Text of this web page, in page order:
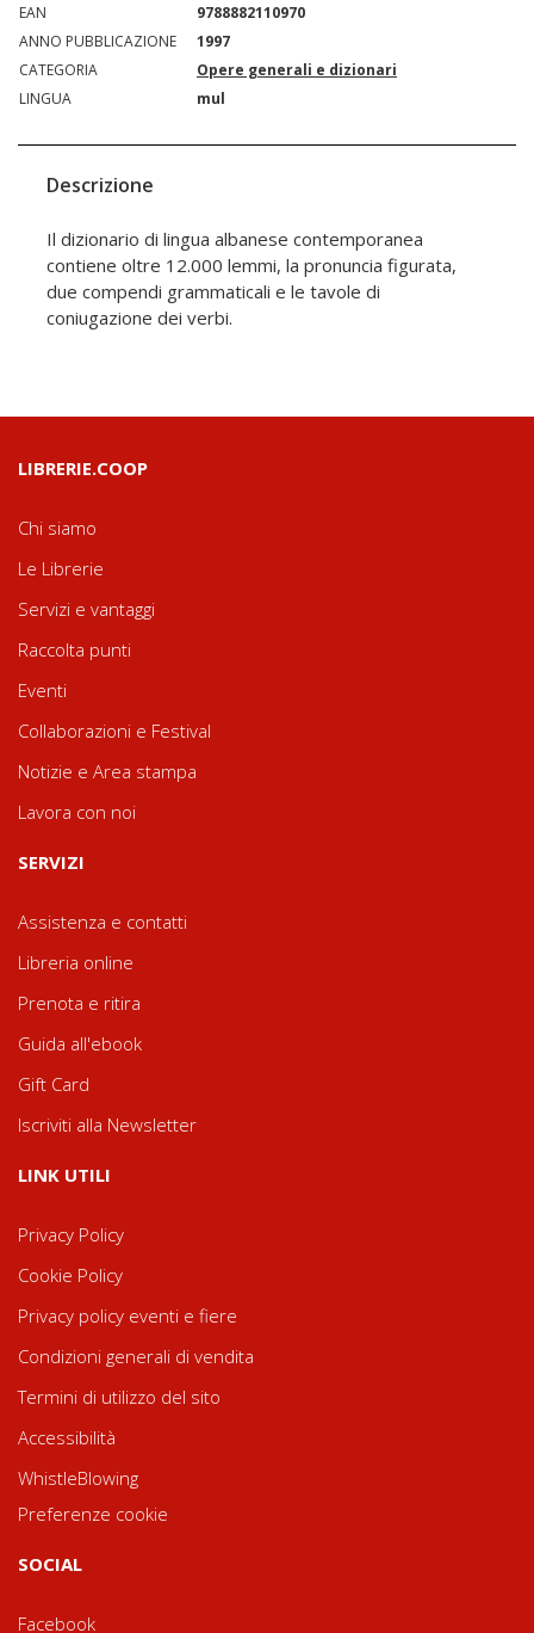
EAN
9788882110970
ANNO PUBBLICAZIONE
1997
CATEGORIA
Opere generali e dizionari
LINGUA
mul
Descrizione
Il dizionario di lingua albanese contemporanea
contiene oltre 12.000 lemmi, la pronuncia figurata,
due compendi grammaticali e le tavole di
coniugazione dei verbi.
LIBRERIE.COOP
Chi siamo
Le Librerie
Servizi e vantaggi
Raccolta punti
Eventi
Collaborazioni e Festival
Notizie e Area stampa
Lavora con noi
SERVIZI
Assistenza e contatti
Libreria online
Prenota e ritira
Guida all'ebook
Gift Card
Iscriviti alla Newsletter
LINK UTILI
Privacy Policy
Cookie Policy
Privacy policy eventi e fiere
Condizioni generali di vendita
Termini di utilizzo del sito
Accessibilità
WhistleBlowing
Preferenze cookie
SOCIAL
Facebook